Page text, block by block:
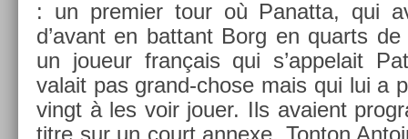
: un pre­mi­er tour où Panat­ta, qui
d’avant en bat­tant Borg en quarts
un joueur français qui s’ap­pelait
valait pas grand-chose mais qui lui a
vingt à les voir jouer. Ils avaient
titre sur un court an­nexe, Ton­ton